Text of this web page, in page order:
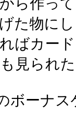
ら作っ
げた物に
ればカー
見られ
ボーナス